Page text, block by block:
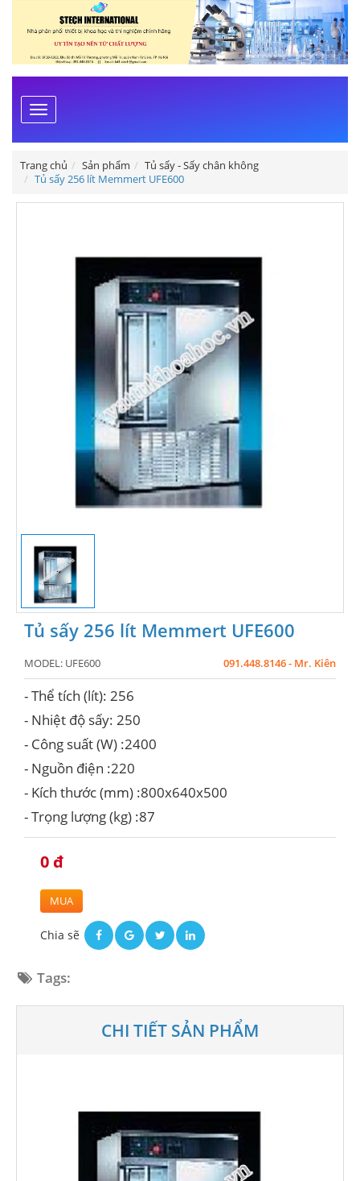
Toggle
navigation
Trang chủ Sản phẩm
Tủ sấy - Sấy chân không
Tủ sấy 256 lít Memmert UFE600
Tủ sấy 256 lít Memmert UFE600
MODEL: UFE600 091.448.8146 - Mr. Kiên
- Thể tích (lít): 256
- Nhiệt độ sấy: 250
- Công suất (W) :2400
- Nguồn điện :220
- Kích thước (mm) :800x640x500
- Trọng lượng (kg) :87
0 đ
MUA
Chia sẽ
Tags:
CHI TIẾT SẢN PHẨM